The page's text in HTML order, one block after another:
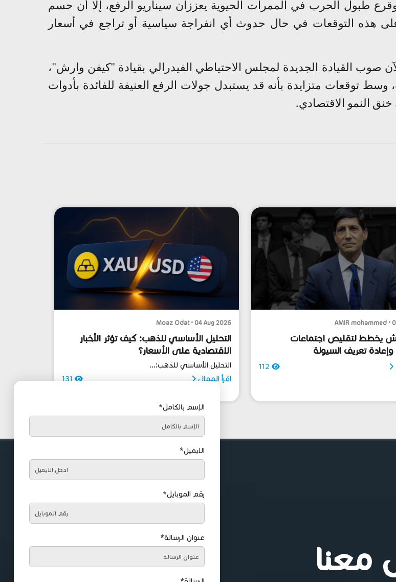
طبول الحرب في الممرات الحيوية يعززان سيناريو الرفع، إلا أن حسم
على هذه التوقعات في حال حدوث أي انفراجة سياسية أو تراجع في أسعار
صوب القيادة الجديدة لمجلس الاحتياطي الفيدرالي بقيادة "كيفن وارش"،
توقعات متزايدة بأنه قد يستبدل جولات الرفع العنيفة للفائدة بأدوات
النمو الاقتصادي.
AMIR mohammed •
يخطط لتقليص اجتماعات
وإعادة تعريف السيولة
112
Moaz Odat • 04 Aug 2026
التحليل الأساسي للذهب: كيف تؤثر الأخبار
الاقتصادية على الأسعار؟
التحليل الأساسي للذهب:...
اقرأ المقال 131
معنا
الإسم بالكامل*
الايميل*
رقم الموبايل*
عنوان الرسالة*